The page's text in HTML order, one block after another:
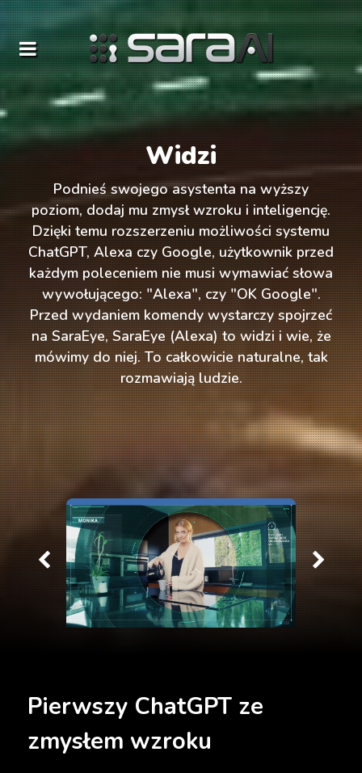
Widzi
Podnieś swojego asystenta na wyższy
poziom, dodaj mu zmysł wzroku i inteligencję.
Dzięki temu rozszerzeniu możliwości systemu
ChatGPT, Alexa czy Google, użytkownik przed
każdym poleceniem nie musi wymawiać słowa
wywołującego: "Alexa", czy "OK Google".
Przed wydaniem komendy wystarczy spojrzeć
na SaraEye, SaraEye (Alexa) to widzi i wie, że
mówimy do niej. To całkowicie naturalne, tak
rozmawiają ludzie.
Pierwszy ChatGPT ze
zmysłem wzroku